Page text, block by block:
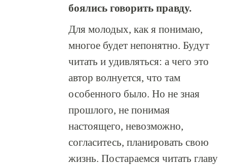
боялись говорить правду.
Для молодых, как я понимаю,
многое будет непонятно. Будут
читать и удивляться: а чего это
автор волнуется, что там
особенного было. Но не зная
прошлого, не понимая
настоящего, невозможно,
согласитесь, планировать свою
жизнь. Постараемся читать главу